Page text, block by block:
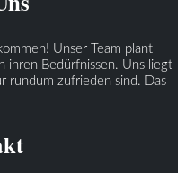
Unser Team plant
ihren Bedürfnissen. Uns liegt
rundum zufrieden sind. Das